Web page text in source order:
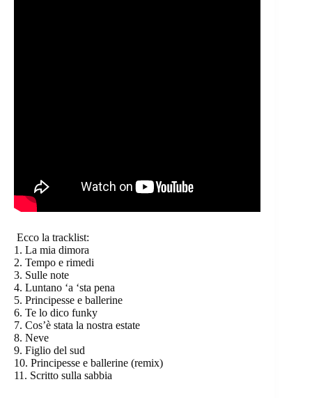
Ecco la tracklist:
1. La mia dimora
2. Tempo e rimedi
3. Sulle note
4. Luntano ‘a ‘sta pena
5. Principesse e ballerine
6. Te lo dico funky
7. Cos’è stata la nostra estate
8. Neve
9. Figlio del sud
10. Principesse e ballerine (remix)
11. Scritto sulla sabbia